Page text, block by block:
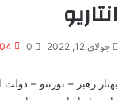
انتاریو
جولای 12, 2022 0
بهناز رهبر – تورنتو –